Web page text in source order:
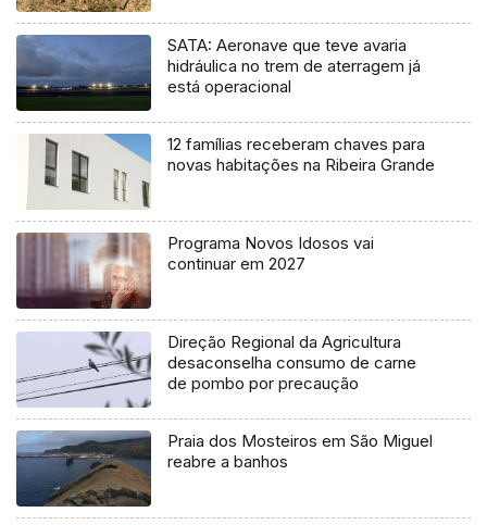
SATA: Aeronave que teve avaria
hidráulica no trem de aterragem já
está operacional
12 famílias receberam chaves para
novas habitações na Ribeira Grande
Programa Novos Idosos vai
continuar em 2027
Direção Regional da Agricultura
desaconselha consumo de carne
de pombo por precaução
Praia dos Mosteiros em São Miguel
reabre a banhos